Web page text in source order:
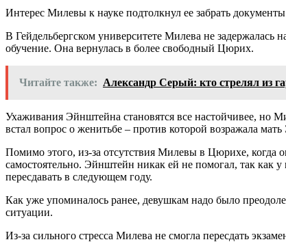
Интерес Милевы к науке подтолкнул ее забрать
В Гейдельбергском университете Милева не задержалась
обучение. Она вернулась в более свободный Цюрих.
Читайте также: Александр Серый: кто стрелял из
Ухаживания Эйнштейна становятся все настойчивее, но
встал вопрос о женитьбе – против которой возражала
Помимо этого, из-за отсутствия Милевы в Цюрихе, когда
самостоятельно. Эйнштейн никак ей не помогал, так как
пересдавать в следующем году.
Как уже упоминалось ранее, девушкам надо было
ситуации.
Из-за сильного стресса Милева не смогла пересдать